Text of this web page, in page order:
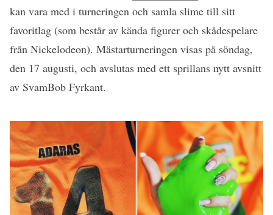
kan vara med i turneringen och samla slime till sitt
favoritlag (som består av kända figurer och skådespelare
från Nickelodeon). Mästarturneringen visas på söndag,
den 17 augusti, och avslutas med ett sprillans nytt avsnitt
av SvamBob Fyrkant.